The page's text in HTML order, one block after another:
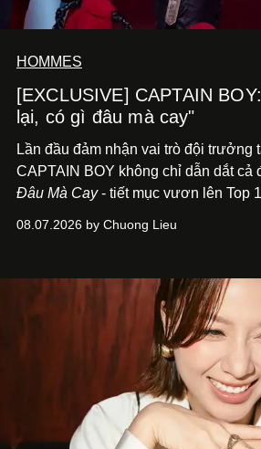
HOMMES
[EXCLUSIVE] CAPTAIN
lại, có gì đâu mà cay"
Lần đầu đảm nhận vai trò đội trưởng
CAPTAIN BOY không chỉ dẫn dắt cả
Đâu Mà Cay- tiết mục vươn lên Top
để lắng nghe, kết nối và tin tưởng
trình trở thành một producer thực thụ.
08.07.2026 by Chuong Lieu